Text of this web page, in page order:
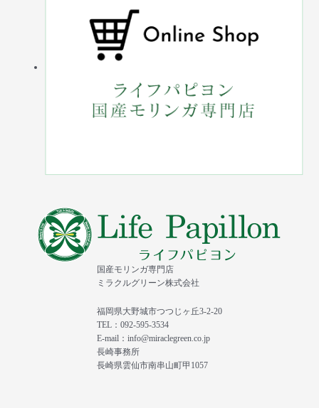
国産モリンガ専門店
ミラクルグリーン株式会社
福岡県大野城市つつじヶ丘3-2-20
TEL：092-595-3534
E-mail：info@miraclegreen.co.jp
長崎事務所
長崎県雲仙市南串山町甲1057